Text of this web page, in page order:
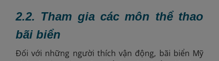
2.2. Tham gia các môn thể thao
bãi biển
Đối với những người thích vận động, bãi biển Mỹ